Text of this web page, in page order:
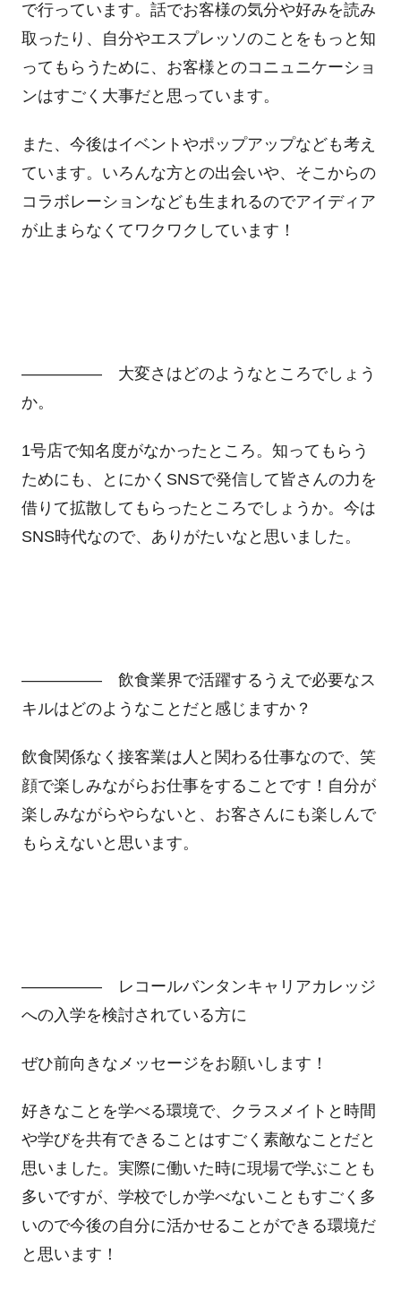
で行っています。話でお客様の気分や好みを読み
取ったり、自分やエスプレッソのことをもっと知
ってもらうために、お客様とのコニュニケーショ
ンはすごく大事だと思っています。
また、今後はイベントやポップアップなども考え
ています。いろんな方との出会いや、そこからの
コラボレーションなども生まれるのでアイディア
が止まらなくてワクワクしています！
――――― 大変さはどのようなところでしょう
か。
1号店で知名度がなかったところ。知ってもらう
ためにも、とにかくSNSで発信して皆さんの力を
借りて拡散してもらったところでしょうか。今は
SNS時代なので、ありがたいなと思いました。
――――― 飲食業界で活躍するうえで必要なス
キルはどのようなことだと感じますか？
飲食関係なく接客業は人と関わる仕事なので、笑
顔で楽しみながらお仕事をすることです！自分が
楽しみながらやらないと、お客さんにも楽しんで
もらえないと思います。
――――― レコールバンタンキャリアカレッジ
への入学を検討されている方に
ぜひ前向きなメッセージをお願いします！
好きなことを学べる環境で、クラスメイトと時間
や学びを共有できることはすごく素敵なことだと
思いました。実際に働いた時に現場で学ぶことも
多いですが、学校でしか学べないこともすごく多
いので今後の自分に活かせることができる環境だ
と思います！